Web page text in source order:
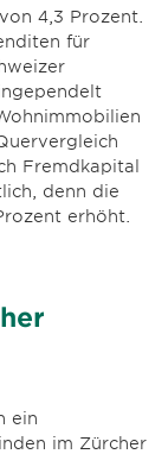
4,3 Prozent.
für
Fremdkapital
denn die
erhöht.
ein
im Zürcher